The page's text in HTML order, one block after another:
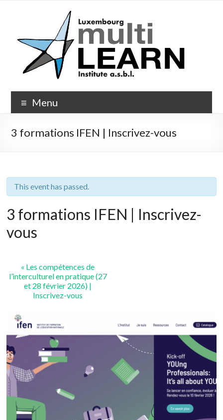
Multi-
Learn.org
Menu
3 formations IFEN | Inscrivez-vous
This event has passed.
3 formations IFEN | Inscrivez-
vous
« Les compétences de
l’interculturel en pratique (27
et 28 février 2026) |
Inscrivez-vous